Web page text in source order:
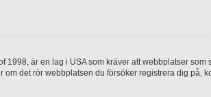
1998, är en lag i USA som kräver att webbplatser
det rör webbplatsen du försöker registrera dig